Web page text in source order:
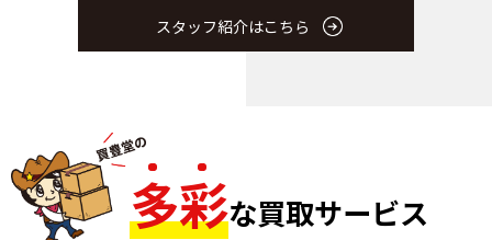
スタッフ紹介はこちら
多彩な買取サービス